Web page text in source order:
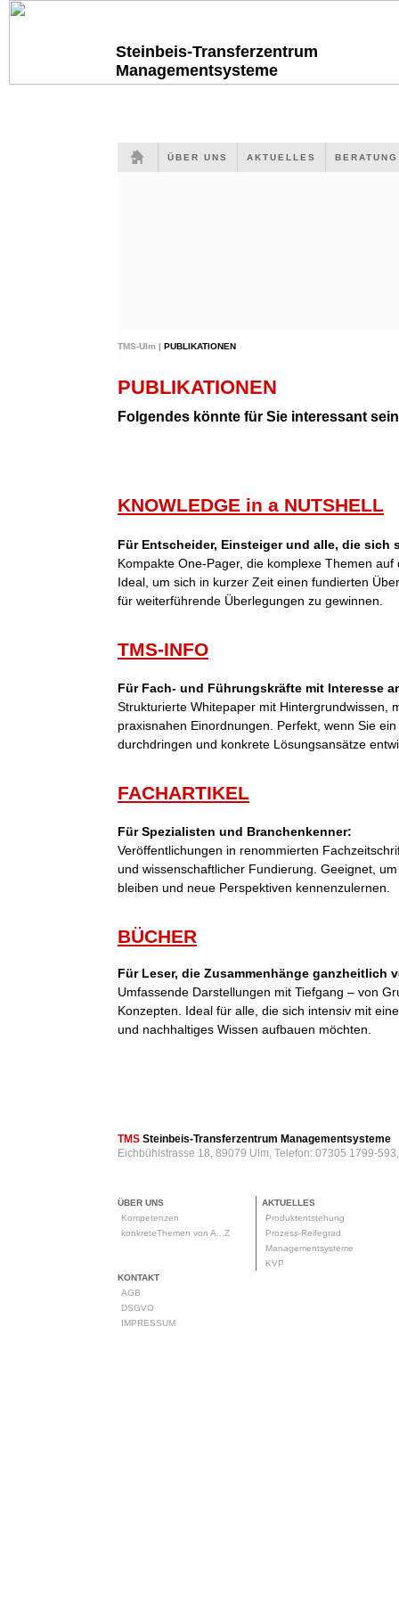
Steinbeis-Transferzentrum
Managementsysteme
ÜBER UNS AKTUELLES
TMS-Ulm | PUBLIKATIONEN
PUBLIKATIONEN
Folgendes könnte für Sie interessant
KNOWLEDGE in a NUTSHELL
Für Entscheider, Einsteiger und alle, die sich
Kompakte One-Pager, die komplexe Themen
Ideal, um sich in kurzer Zeit einen fundierten
für weiterführende Überlegungen zu gewinnen.
TMS-INFO
Für Fach- und Führungskräfte mit Interesse
Strukturierte Whitepaper mit Hintergrundwissen,
praxisnahen Einordnungen. Perfekt, wenn Sie
durchdringen und konkrete Lösungsansätze
FACHARTIKEL
Für Spezialisten und Branchenkenner:
Veröffentlichungen in renommierten
und wissenschaftlicher Fundierung. Geeignet,
bleiben und neue Perspektiven kennenzulernen.
BÜCHER
Für Leser, die Zusammenhänge ganzheitlich
Umfassende Darstellungen mit Tiefgang – von
Konzepten. Ideal für alle, die sich intensiv mit
und nachhaltiges Wissen aufbauen möchten.
TMS Steinbeis-Transferzentrum Managementsysteme
Eichbühlstrasse 18, 89079 Ulm, Telefon: 07305 1799-
ÜBER UNS
Kompetenzen
konkreteThemen von A...Z
AKTUELLES
Produktentstehung
Prozess-Reifegrad
Managementsysteme
KVP
KONTAKT
AGB
DSGVO
IMPRESSUM